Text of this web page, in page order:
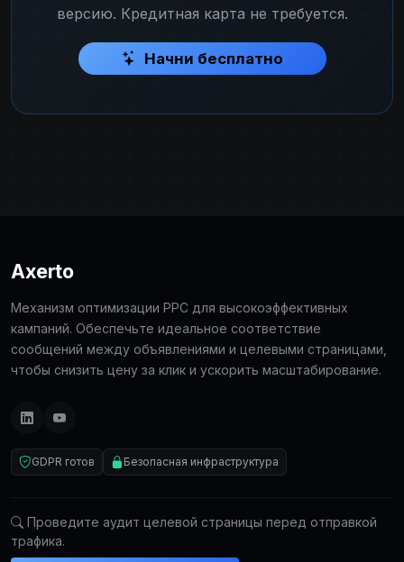
версию. Кредитная карта не требуется.
Начни бесплатно
Axerto
Механизм оптимизации PPC для высокоэффективных
кампаний. Обеспечьте идеальное соответствие
сообщений между объявлениями и целевыми страницами,
чтобы снизить цену за клик и ускорить масштабирование.
GDPR готов Безопасная инфраструктура
Проведите аудит целевой страницы перед отправкой
трафика.